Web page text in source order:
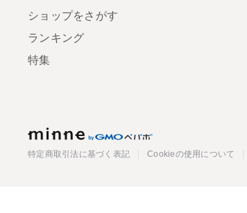
ショップをさがす
ランキング
特集
特定商取引法に基づく表記 Cookieの使用について